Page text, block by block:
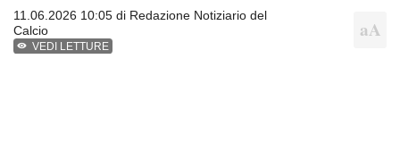
11.06.2026 10:05 di Redazione Notiziario del
Calcio
VEDI LETTURE